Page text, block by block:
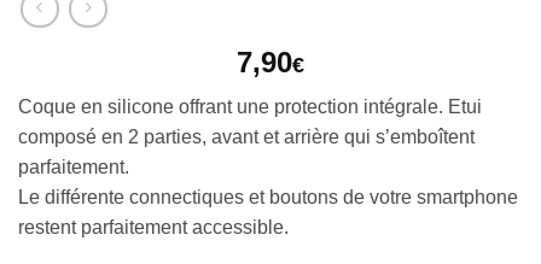
7,90€
Coque en silicone offrant une protection intégrale. Etui
composé en 2 parties, avant et arrière qui s’emboîtent
parfaitement.
Le différente connectiques et boutons de votre smartphone
restent parfaitement accessible.